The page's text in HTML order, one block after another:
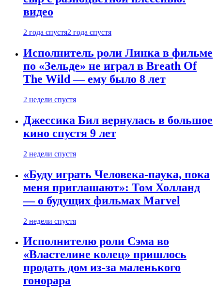
видео
2 года спустя2 года спустя
Исполнитель роли Линка в фильме
по «Зельде» не играл в Breath Of
The Wild — ему было 8 лет
2 недели спустя
Джессика Бил вернулась в большое
кино спустя 9 лет
2 недели спустя
«Буду играть Человека-паука, пока
меня приглашают»: Том Холланд
— о будущих фильмах Marvel
2 недели спустя
Исполнителю роли Сэма во
«Властелине колец» пришлось
продать дом из-за маленького
гонорара